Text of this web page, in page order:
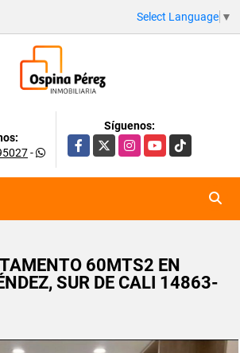
Select Language ▼
-
Síguenos:
Facebook
X InstagramYouTubeTikTok
60MTS2 EN
SUR DE CALI 14863-